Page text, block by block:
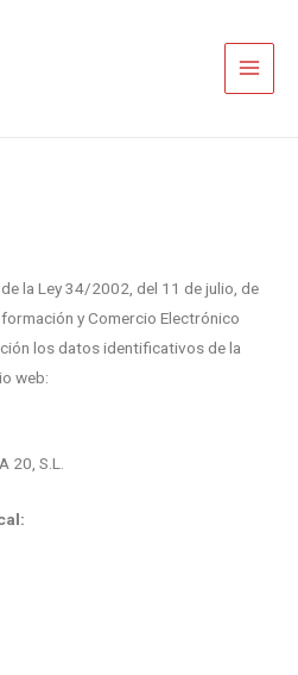
la Ley 34/2002, del 11 de julio, de
y Comercio Electrónico
los datos identificativos de la
web:
20, S.L.